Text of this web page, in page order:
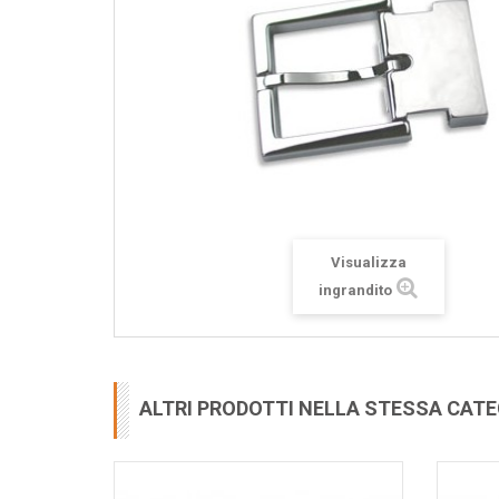
Visualizza
ingrandito
ALTRI PRODOTTI NELLA STESSA